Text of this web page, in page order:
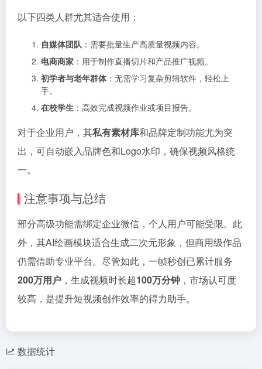
以下四类人群尤其适合使用：
自媒体团队 ：需要批量生产高质量视频内容。
电商商家 ：用于制作直播切片和产品推广视频。
初学者与老年群体：无需学习复杂剪辑软件，轻松上
手。
在校学生 ：高效完成视频作业或项目报告。
对于企业用户，其私有素材库和品牌定制功能尤为突
出，可自动嵌入品牌色和Logo水印，确保视频风格统
一。
注意事项与总结
部分高级功能需绑定企业微信，个人用户可能受限。此
外，其AI绘画模块适合生成二次元形象，但商用级作品
仍需借助专业平台。尽管如此，一帧秒创已累计服务
200万用户 ，生成视频时长超100万分钟 ，市场认可度
较高，是提升短视频创作效率的得力助手。
数据统计